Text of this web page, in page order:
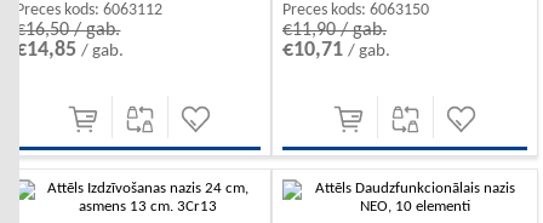
Preces kods: 6063112
€16,50 / gab.
€14,85/ gab.
Preces kods: 6063150
€11,90 / gab.
€10,71 / gab.